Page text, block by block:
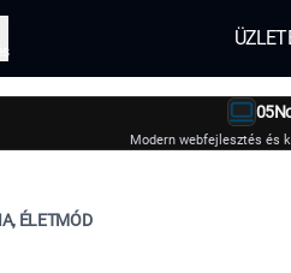
ÜZLET
Modern webfejlesztés és
ÉLETMÓD